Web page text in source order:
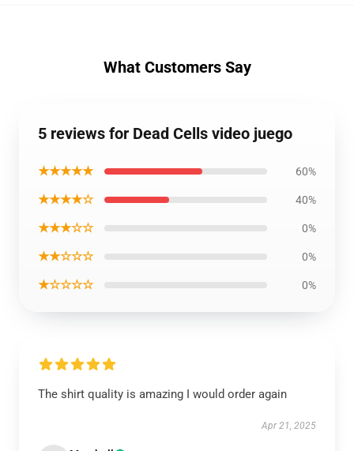
What Customers Say
5 reviews for Dead Cells video juego
★★★★★ 60%
★★★★☆ 40%
★★★☆☆ 0%
★★☆☆☆ 0%
★☆☆☆☆ 0%
The shirt quality is amazing I would order again
Apr 21, 2025